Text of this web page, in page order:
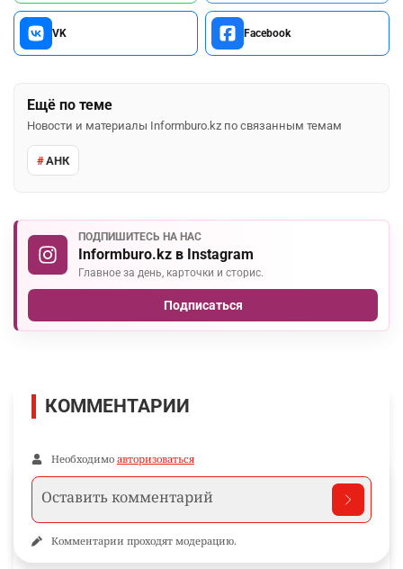
VK Facebook
Ещё по теме
Новости и материалы Informburo.kz по связанным темам
АНК
ПОДПИШИТЕСЬ НА НАС
Informburo.kz в Instagram
Главное за день, карточки и сторис.
Подписаться
КОММЕНТАРИИ
Необходимо авторизоваться
Комментарии проходят модерацию.